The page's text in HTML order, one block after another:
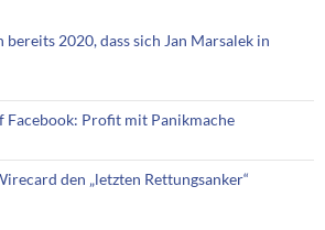
2020, dass sich Jan Marsalek in
Facebook: Profit mit Panikmache
den „letzten Rettungsanker“